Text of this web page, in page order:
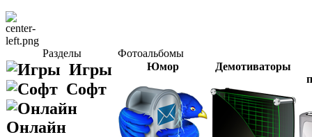
Разделы
Игры
Софт
Онлайн
Фотоальбомы
Юмор
Демотиваторы